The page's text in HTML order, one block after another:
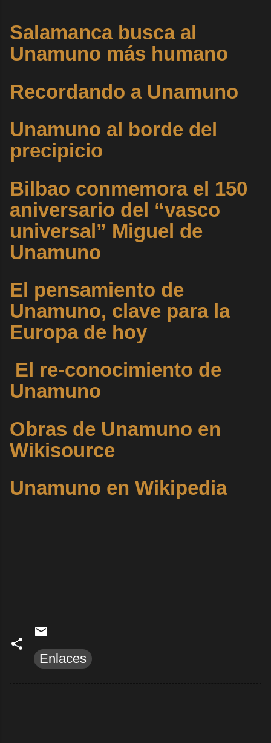
Salamanca busca al
Unamuno más humano
Recordando a Unamuno
Unamuno al borde del
precipicio
Bilbao conmemora el 150
aniversario del “vasco
universal” Miguel de
Unamuno
El pensamiento de
Unamuno, clave para la
Europa de hoy
El re-conocimiento de
Unamuno
Obras de Unamuno en
Wikisource
Unamuno en Wikipedia
Enlaces